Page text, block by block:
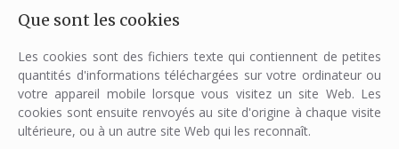
Nous trouver
Que sont les cookies
Les cookies sont des fichiers texte qui contiennent de petites
quantités d'informations téléchargées sur votre ordinateur ou
votre appareil mobile lorsque vous visitez un site Web. Les
cookies sont ensuite renvoyés au site d'origine à chaque visite
ultérieure, ou à un autre site Web qui les reconnaît.